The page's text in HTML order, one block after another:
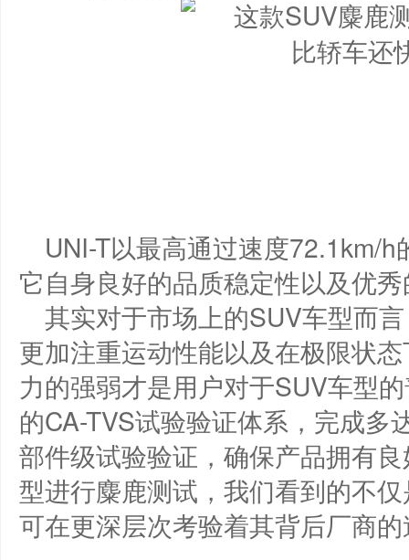
​UNI-T以最高通过速度72.1km/
它自身良好的品质稳定性以及优
其实对于市场上的SUV车型而
更加注重运动性能以及在极限状
力的强弱才是用户对于SUV车型
的CA-TVS试验验证体系，完成
部件级试验验证，确保产品拥有
型进行麋鹿测试，我们看到的不
可在更深层次考验着其背后厂商